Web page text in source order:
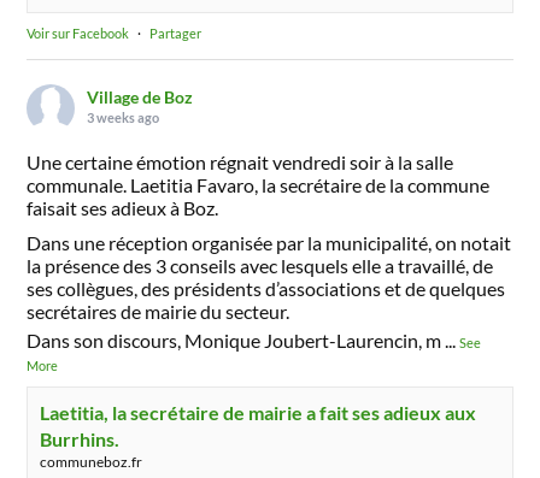
Voir sur Facebook · Partager
Village de Boz
3 weeks ago
Une certaine émotion régnait vendredi soir à la salle
communale. Laetitia Favaro, la secrétaire de la commune
faisait ses adieux à Boz.
Dans une réception organisée par la municipalité, on notait
la présence des 3 conseils avec lesquels elle a travaillé, de
ses collègues, des présidents d’associations et de quelques
secrétaires de mairie du secteur.
Dans son discours, Monique Joubert-Laurencin, m...See
More
Laetitia, la secrétaire de mairie a fait ses adieux aux
Burrhins.
communeboz.fr